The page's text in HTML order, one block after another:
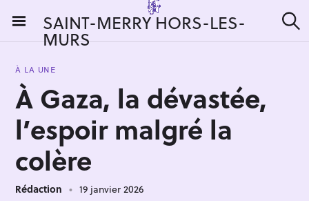
i
SAINT-MERRY HORS-LES-
MURS e
À LA UNE
À Gaza, la dévastée,
l’espoir malgré la
colère
Rédaction 19 janvier 2026